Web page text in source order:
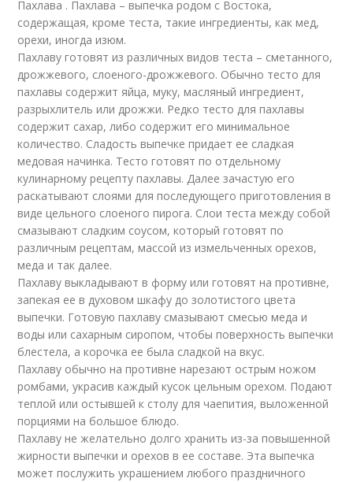
Пахлава . Пахлава – выпечка родом с Востока,
содержащая, кроме теста, такие ингредиенты, как мед,
орехи, иногда изюм.
Пахлаву готовят из различных видов теста – сметанного,
дрожжевого, слоеного-дрожжевого. Обычно тесто для
пахлавы содержит яйца, муку, масляный ингредиент,
разрыхлитель или дрожжи. Редко тесто для пахлавы
содержит сахар, либо содержит его минимальное
количество. Сладость выпечке придает ее сладкая
медовая начинка. Тесто готовят по отдельному
кулинарному рецепту пахлавы. Далее зачастую его
раскатывают слоями для последующего приготовления в
виде цельного слоеного пирога. Слои теста между собой
смазывают сладким соусом, который готовят по
различным рецептам, массой из измельченных орехов,
меда и так далее.
Пахлаву выкладывают в форму или готовят на противне,
запекая ее в духовом шкафу до золотистого цвета
выпечки. Готовую пахлаву смазывают смесью меда и
воды или сахарным сиропом, чтобы поверхность выпечки
блестела, а корочка ее была сладкой на вкус.
Пахлаву обычно на противне нарезают острым ножом
ромбами, украсив каждый кусок цельным орехом. Подают
теплой или остывшей к столу для чаепития, выложенной
порциями на большое блюдо.
Пахлаву не желательно долго хранить из-за повышенной
жирности выпечки и орехов в ее составе. Эта выпечка
может послужить украшением любого праздничного